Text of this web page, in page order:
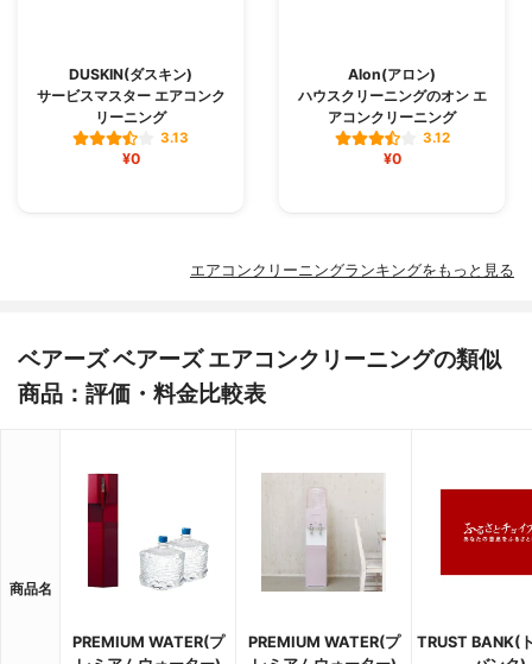
DUSKIN(ダスキン)
サービスマスター エアコンク
リーニング
3.13
¥0
Alon(アロン)
ハウスクリーニングのオン エ
アコンクリーニング
3.12
¥0
エアコンクリーニングランキングをもっと見る
ベアーズ ベアーズ エアコンクリーニングの類似
商品：評価・料金比較表
商品名
PREMIUM WATER(プ
PREMIUM WATER(プ
TRUST BANK(